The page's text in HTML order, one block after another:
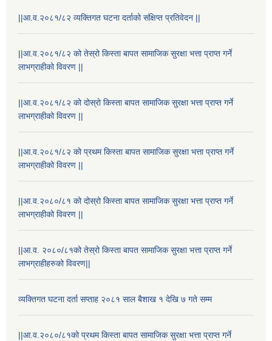
||आ.व.२०८१/८२ व्यक्तिगत घटना दर्ताको संक्षिप्त प्रतिवेदन ||
||आ.व.२०८१/८२ को तेस्रो किस्ता बापत सामाजिक सुरक्षा भत्ता प्राप्त गर्ने
लाभग्राहीको विवरण ||
||आ.व.२०८१/८२ को दोस्रो किस्ता बापत सामाजिक सुरक्षा भत्ता प्राप्त गर्ने
लाभग्राहीको विवरण ||
||आ.व.२०८१/८२ को प्रथम किस्ता बापत सामाजिक सुरक्षा भत्ता प्राप्त गर्ने
लाभग्राहीको विवरण ||
||आ.व.२०८०/८१ को दोस्रो किस्ता बापत सामाजिक सुरक्षा भत्ता प्राप्त गर्ने
लाभग्राहीको विवरण ||
||आ.व. २०८०/८१को तेस्रो किस्ता बापत सामाजिक सुरक्षा भत्ता प्राप्त गर्ने
लाभग्राहीहरुको विवरण||
व्यक्तिगत घटना दर्ता सप्ताह २०८१ साल बैशाख १ देखि ७ गते सम्म
||आ.व.२०८०/८१को प्रथम किस्ता बापत सामाजिक सुरक्षा भत्ता प्राप्त गर्ने